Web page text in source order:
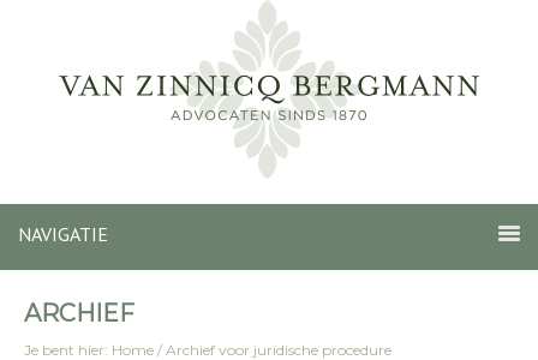
NAVIGATIE
ARCHIEF
Je bent hier: Home / Archief voor juridische procedure